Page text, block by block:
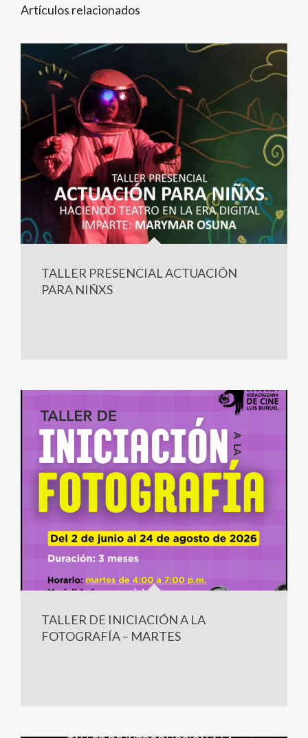
Artículos relacionados
TALLER PRESENCIAL ACTUACIÓN
PARA NIÑXS
TALLER DE INICIACIÓN A LA
FOTOGRAFÍA – MARTES